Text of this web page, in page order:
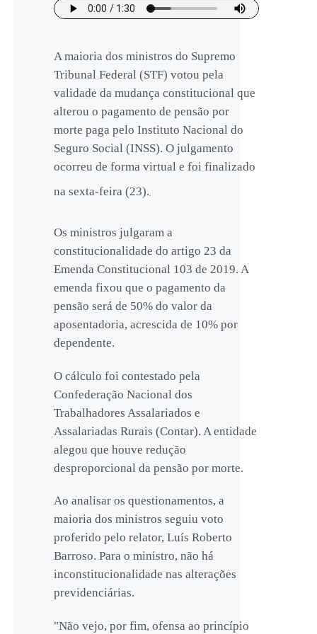
A maioria dos ministros do Supremo
Tribunal Federal (STF) votou pela
validade da mudança constitucional que
alterou o pagamento de pensão por
morte paga pelo Instituto Nacional do
Seguro Social (INSS). O julgamento
ocorreu de forma virtual e foi finalizado
na sexta-feira (23).
Os ministros julgaram a
constitucionalidade do artigo 23 da
Emenda Constitucional 103 de 2019. A
emenda fixou que o pagamento da
pensão será de 50% do valor da
aposentadoria, acrescida de 10% por
dependente.
O cálculo foi contestado pela
Confederação Nacional dos
Trabalhadores Assalariados e
Assalariadas Rurais (Contar). A entidade
alegou que houve redução
desproporcional da pensão por morte.
Ao analisar os questionamentos, a
maioria dos ministros seguiu voto
proferido pelo relator, Luís Roberto
Barroso. Para o ministro, não há
inconstitucionalidade nas alterações
previdenciárias.
"Não vejo, por fim, ofensa ao princípio